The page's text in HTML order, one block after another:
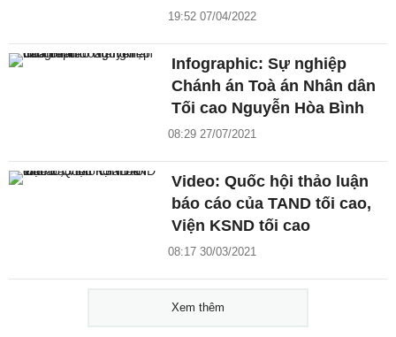
19:52 07/04/2022
Infographic: Sự nghiệp
Chánh án Toà án Nhân dân
Tối cao Nguyễn Hòa Bình
08:29 27/07/2021
Video: Quốc hội thảo luận
báo cáo của TAND tối cao,
Viện KSND tối cao
08:17 30/03/2021
Xem thêm